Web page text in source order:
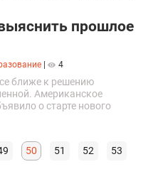
прошлое
4
ближе к решению
Американское
о старте нового
50 51 52 53